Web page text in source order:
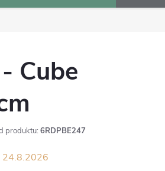
Cube
produktu: 6RDPBE247
24.8.2026